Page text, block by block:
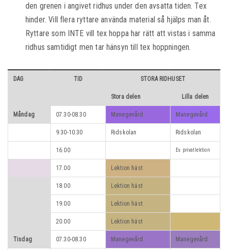
den grenen i angivet ridhus under den avsatta tiden. Tex
hinder. Vill flera ryttare använda material så hjälps man åt.
Ryttare som INTE vill tex hoppa har rätt att vistas i samma
ridhus samtidigt men tar hänsyn till tex hoppningen.
DAG TID STORA RIDHUSET
Stora delen Lilla delen
Måndag 07.30-08.30 Manegevård Manegevård
9.30-10.30 Ridskolan Ridskolan
16.00 Ev. privatlektion
17.00 Lektion häst
18.00 Lektion häst
19.00 Lektion häst
20.00 Lektion häst
Tisdag 07.30-08.30 Manegevård Manegevård